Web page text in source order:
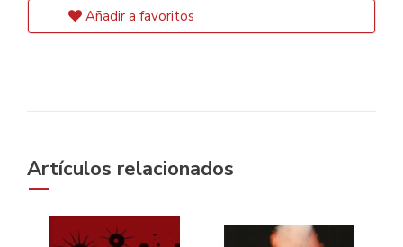
Añadir a favoritos
Artículos relacionados